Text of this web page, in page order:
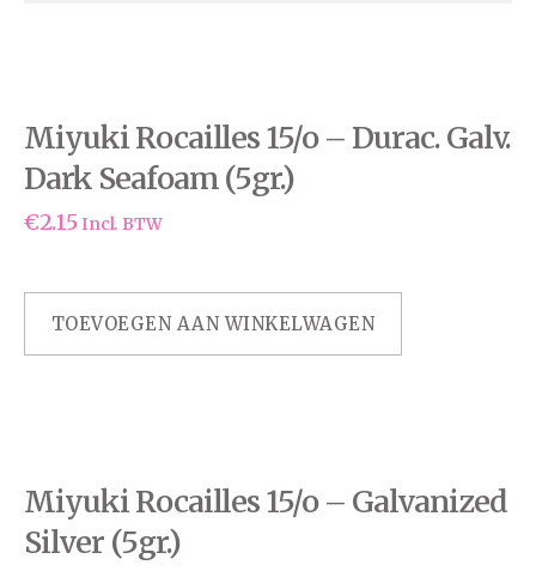
Miyuki Rocailles 15/o – Durac. Galv.
Dark Seafoam (5gr.)
€2.15 Incl. BTW
TOEVOEGEN AAN WINKELWAGEN
Miyuki Rocailles 15/o – Galvanized
Silver (5gr.)